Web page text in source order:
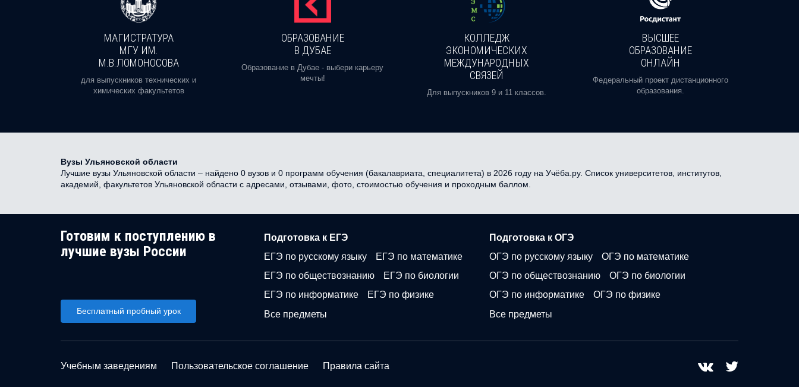
МАГИСТРАТУРА
МГУ ИМ.
М.В.ЛОМОНОСОВА
для выпускников технических и
химических факультетов
ОБРАЗОВАНИЕ
В ДУБАЕ
Образование в Дубае - выбери карьеру
мечты!
КОЛЛЕДЖ
ЭКОНОМИЧЕСКИХ
МЕЖДУНАРОДНЫХ
СВЯЗЕЙ
Для выпускников 9 и 11 классов.
ВЫСШЕЕ
ОБРАЗОВАНИЕ
ОНЛАЙН
Федеральный проект дистанционного
образования.
Вузы Ульяновской области
Лучшие вузы Ульяновской области – найдено 0 вузов и 0 программ обучения (бакалавриата, специалитета) в 2026 году на Учёба.ру. Список университетов, институтов,
академий, факультетов Ульяновской области с адресами, отзывами, фото, стоимостью обучения и проходным баллом.
Готовим к поступлению в
лучшие вузы России
Бесплатный пробный урок
Подготовка к ЕГЭ
ЕГЭ по русскому языку
ЕГЭ по математике
ЕГЭ по обществознанию
ЕГЭ по биологии
ЕГЭ по информатике
ЕГЭ по физике
Все предметы
Подготовка к ОГЭ
ОГЭ по русскому языку
ОГЭ по математике
ОГЭ по обществознанию
ОГЭ по биологии
ОГЭ по информатике
ОГЭ по физике
Все предметы
Учебным заведениям Пользовательское соглашение Правила сайта